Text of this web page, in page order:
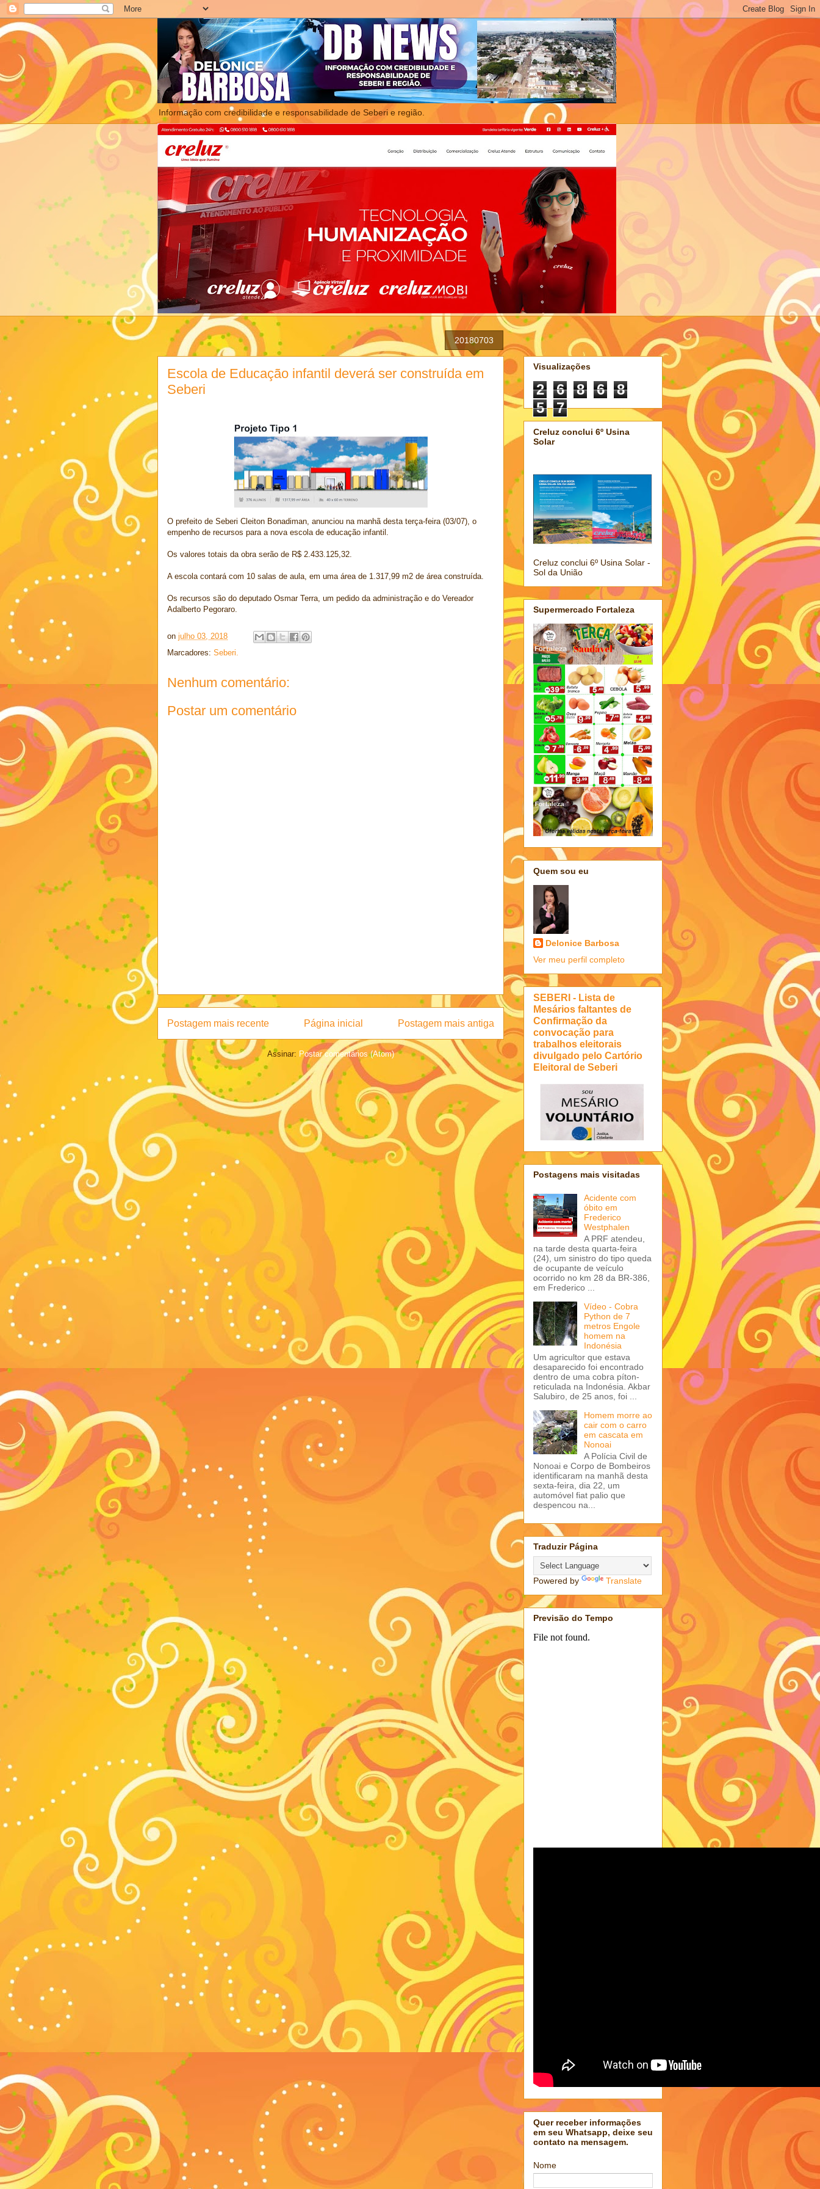
Informação com credibilidade e responsabilidade de Seberi e região.
20180703
Escola de Educação infantil deverá ser construída em
Seberi
O prefeito de Seberi Cleiton Bonadiman, anunciou na manhã desta terça-feira (03/07), o
empenho de recursos para a nova escola de educação infantil.
Os valores totais da obra serão de R$ 2.433.125,32.
A escola contará com 10 salas de aula, em uma área de 1.317,99 m2 de área construída.
Os recursos são do deputado Osmar Terra, um pedido da administração e do Vereador
Adalberto Pegoraro.
on julho 03, 2018
Marcadores: Seberi.
Nenhum comentário:
Postar um comentário
Postagem mais recente Postagem mais antiga
Página inicial
Assinar: Postar comentários (Atom)
Visualizações
2 6 8 6
8
5
7
Creluz conclui 6º Usina
Solar
Creluz conclui 6º Usina Solar -
Sol da União
Supermercado Fortaleza
Quem sou eu
Delonice Barbosa
Ver meu perfil completo
SEBERI - Lista de
Mesários faltantes de
Confirmação da
convocação para
trabalhos eleitorais
divulgado pelo Cartório
Eleitoral de Seberi
Postagens mais visitadas
Acidente com
óbito em
Frederico
Westphalen
A PRF atendeu,
na tarde desta quarta-feira
(24), um sinistro do tipo queda
de ocupante de veículo
ocorrido no km 28 da BR-386,
em Frederico ...
Vídeo - Cobra
Python de 7
metros Engole
homem na
Indonésia
Um agricultor que estava
desaparecido foi encontrado
dentro de uma cobra píton-
reticulada na Indonésia. Akbar
Salubiro, de 25 anos, foi ...
Homem morre ao
cair com o carro
em cascata em
Nonoai
A Polícia Civil de
Nonoai e Corpo de Bombeiros
identificaram na manhã desta
sexta-feira, dia 22, um
automóvel fiat palio que
despencou na...
Traduzir Página
Powered by Translate
Previsão do Tempo
Quer receber informações
em seu Whatsapp, deixe seu
contato na mensagem.
Nome